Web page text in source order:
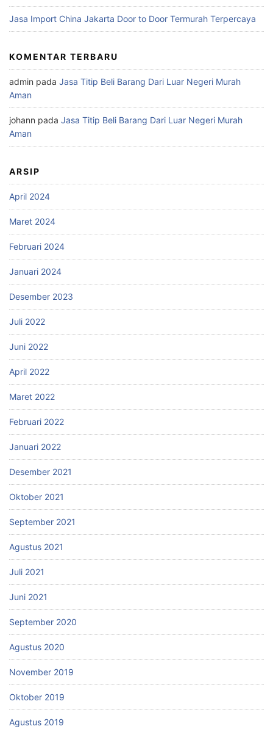
Jasa Import China Jakarta Door to Door Termurah Terpercaya
KOMENTAR TERBARU
admin pada Jasa Titip Beli Barang Dari Luar Negeri Murah
Aman
johann pada Jasa Titip Beli Barang Dari Luar Negeri Murah
Aman
ARSIP
April 2024
Maret 2024
Februari 2024
Januari 2024
Desember 2023
Juli 2022
Juni 2022
April 2022
Maret 2022
Februari 2022
Januari 2022
Desember 2021
Oktober 2021
September 2021
Agustus 2021
Juli 2021
Juni 2021
September 2020
Agustus 2020
November 2019
Oktober 2019
Agustus 2019